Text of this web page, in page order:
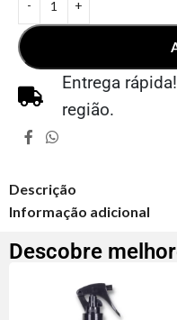
Entrega
região.
Descrição
Informação adicional
Descobre